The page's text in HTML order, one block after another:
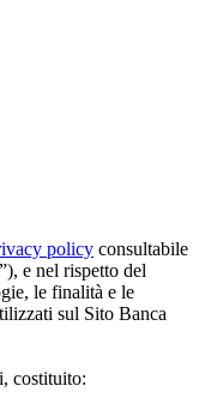
policy consultabile
”), e nel rispetto del
le finalità e le
sul Sito Banca
costituito: